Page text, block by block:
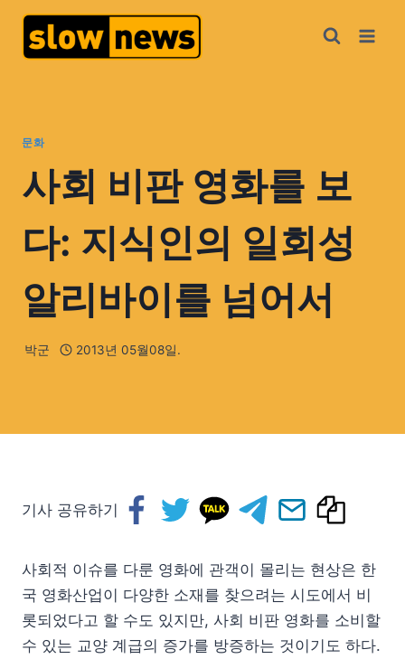
문화
사회 비판 영화를 보
다: 지식인의 일회성
알리바이를 넘어서
박군 2013년 05월08일.
기사 공유하기
사회적 이슈를 다룬 영화에 관객이 몰리는 현상은 한
국 영화산업이 다양한 소재를 찾으려는 시도에서 비
롯되었다고 할 수도 있지만, 사회 비판 영화를 소비할
수 있는 교양 계급의 증가를 방증하는 것이기도 하다.